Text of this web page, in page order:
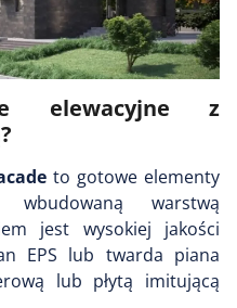
elewacyjne z
to gotowe elementy
warstwą
jest wysokiej jakości
EPS lub twarda piana
lub płytą imitującą